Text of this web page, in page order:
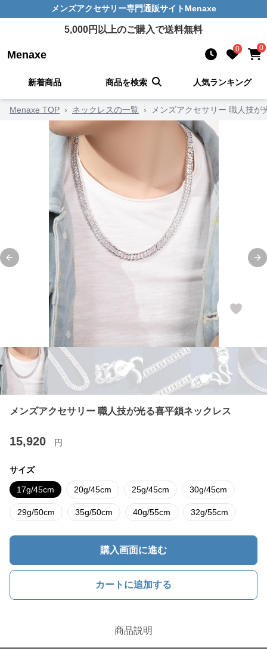
メンズアクセサリー専門通販サイト Menaxe
5,000円以上のご購入で送料無料
Menaxe 0 0
新着商品 商品を検索 人気ランキング
Menaxe TOP › ネックレスの一覧 › メンズアクセサリー 職人技が
Previous slide
メンズアクセサリー 職人技が光る喜平鎖ネックレス
15,920 円
サイズ
17g/45cm 20g/45cm 25g/45cm 30g/45cm
29g/50cm 35g/50cm 40g/55cm 32g/55cm
購入画面に進む
カートに追加する
商品説明